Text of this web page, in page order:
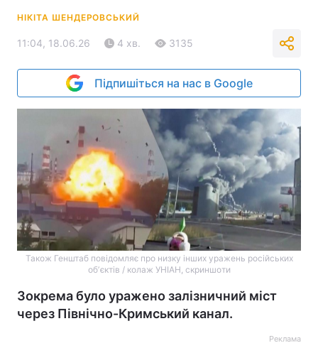
НІКІТА ШЕНДЕРОВСЬКИЙ
11:04, 18.06.26 4 хв. 3135
Підпишіться на нас в Google
Також Генштаб повідомляє про низку інших уражень російських
обʼєктів / колаж УНІАН, скриншоти
Зокрема було уражено залізничний міст
через Північно-Кримський канал.
Реклама